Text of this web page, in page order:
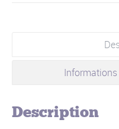
Description